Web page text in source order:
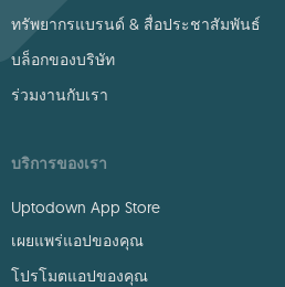
ทรัพยากรแบรนด์ & สื่อประชาสัมพันธ์
บล็อกของบริษัท
ร่วมงานกับเรา
บริการของเรา
Uptodown App Store
เผยแพร่แอปของคุณ
โปรโมตแอปของคุณ